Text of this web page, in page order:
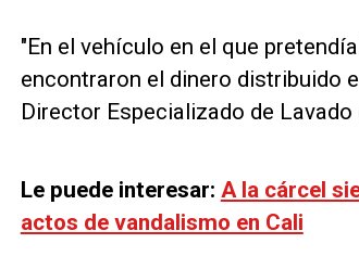
"En el vehículo en el que
encontraron el dinero distribuido
Director Especializado de
Le puede interesar: A la cárcel
actos de vandalismo en Cali